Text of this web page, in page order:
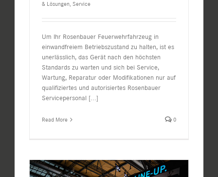
& Lösungen, Service
Um Ihr Rosenbauer Feuerwehrfahrzeug in
einwandfreiem Betriebszustand zu halten, ist es
unerlässlich, das Gerät nach den höchsten
Standards zu warten und sich bei Service,
Wartung, Reparatur oder Modifikationen nur auf
qualifiziertes und autorisiertes Rosenbauer
Servicepersonal [...]
Read More 0